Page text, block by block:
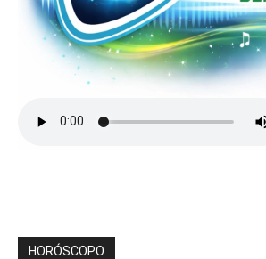
HORÓSCOPO